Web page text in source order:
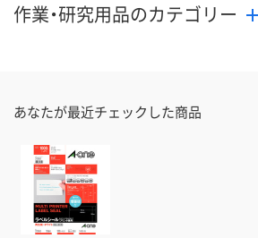
作業・研究用品のカテゴリー
あなたが最近チェックした商品